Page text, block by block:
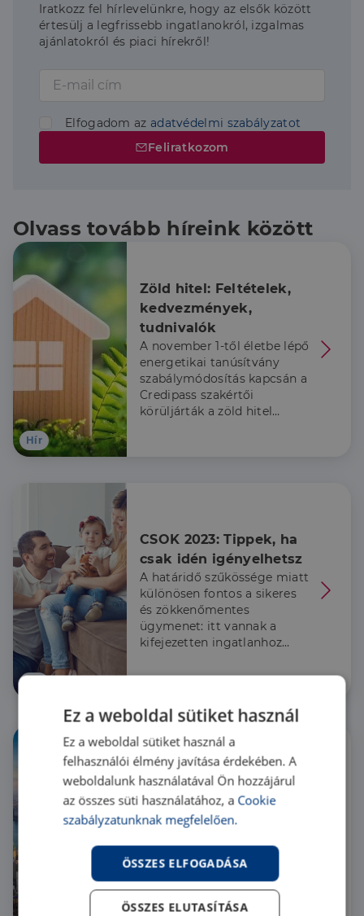
Iratkozz fel hírlevelünkre, hogy az elsők között
értesülj a legfrissebb ingatlanokról, izgalmas
ajánlatokról és piaci hírekről!
Elfogadom az adatvédelmi szabályzatot
Feliratkozom
Olvass tovább híreink között
Hír
Zöld hitel: Feltételek,
kedvezmények,
tudnivalók
A november 1-től életbe lépő
energetikai tanúsítvány
szabálymódosítás kapcsán a
Credipass szakértői
körüljárták a zöld hitel
CSOK 2023: Tippek, ha
csak idén igényelhetsz
A határidő szűkössége miatt
különösen fontos a sikeres
és zökkenőmentes
ügymenet: itt vannak a
kifejezetten ingatlanhoz
200 évnyi történelem a
fővárosi ingatlanpiacon
Budapest 150. jubileuma
szakértői összegyűjtötték az
év legkülönlegesebb és
legkorosabb épületeiben
zárt ingatlanpiaci
Ez a weboldal sütiket használ
Ez a weboldal sütiket használ a
felhasználói élmény javítása érdekében. A
weboldalunk használatával Ön hozzájárul
az összes süti használatához, a Cookie
szabályzatunknak megfelelően.
ÖSSZES ELFOGADÁSA
ÖSSZES ELUTASÍTÁSA